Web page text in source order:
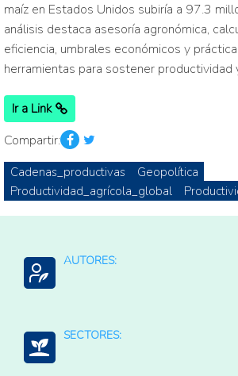
maíz en Estados Unidos subiría a 97.3
análisis destaca asesoría agronómica,
eficiencia, umbrales económicos y
herramientas para sostener productividad
Ir a Link
Compartir:
Cadenas_productivas
Geopolítica
Productividad_agrícola_global
AUTORES:
Farm Credit Canada (FCC)
SECTORES: